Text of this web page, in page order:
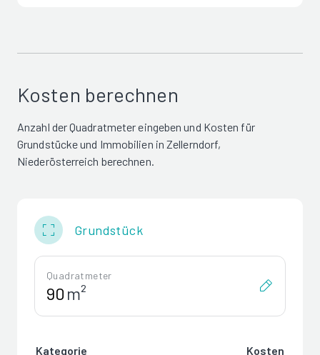
Kosten berechnen
Anzahl der Quadratmeter eingeben und Kosten für
Grundstücke und Immobilien in Zellerndorf,
Niederösterreich berechnen.
Grundstück
Quadratmeter
m²
Kategorie Kosten